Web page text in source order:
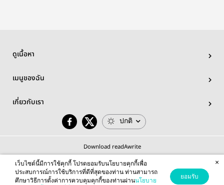
ดูเนื้อหา
เมนูของฉัน
เกี่ยวกับเรา
ปกติ
Download readAwrite
เว็บไซต์นี้มีการใช้คุกกี้ โปรดยอมรับนโยบายคุกกี้เพื่อ
ประสบการณ์การใช้บริการที่ดีที่สุดของท่าน ท่านสามารถ
ศึกษาวิธีการตั้งค่าการควบคุมคุกกี้ของท่านผ่านนโยบาย
ยอมรับ
×